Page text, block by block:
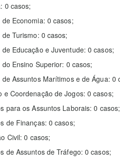
0 casos;
Economia: 0 casos;
Turismo: 0 casos;
Educação e Juventude: 0 casos;
Ensino Superior: 0 casos;
Assuntos Marítimos e de Água: 0
e Coordenação de Jogos: 0 casos;
para os Assuntos Laborais: 0 casos;
de Finanças: 0 casos;
Civil: 0 casos;
de Assuntos de Tráfego: 0 casos;